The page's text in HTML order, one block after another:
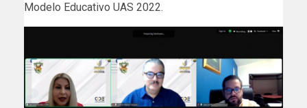
Modelo Educativo UAS 2022.